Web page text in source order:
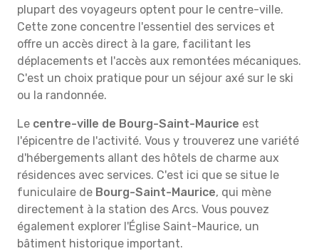
plupart des voyageurs optent pour le centre-ville.
Cette zone concentre l'essentiel des services et
offre un accès direct à la gare, facilitant les
déplacements et l'accès aux remontées mécaniques.
C'est un choix pratique pour un séjour axé sur le ski
ou la randonnée.
Le centre-ville de Bourg-Saint-Maurice est
l'épicentre de l'activité. Vous y trouverez une variété
d'hébergements allant des hôtels de charme aux
résidences avec services. C'est ici que se situe le
funiculaire de Bourg-Saint-Maurice, qui mène
directement à la station des Arcs. Vous pouvez
également explorer l'Église Saint-Maurice, un
bâtiment historique important.